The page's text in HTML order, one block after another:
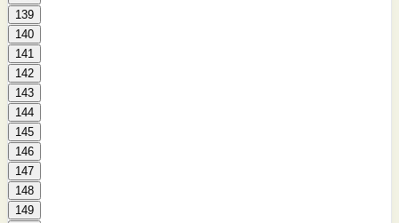
139
140
141
142
143
144
145
146
147
148
149